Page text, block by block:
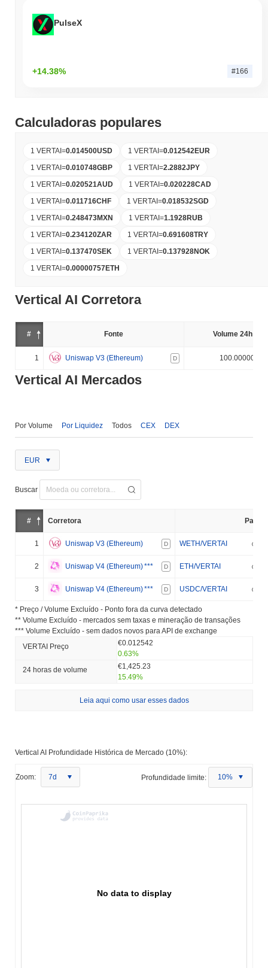
PulseX
+14.38% #166
Calculadoras populares
1 VERTAI =0.014500USD 1 VERTAI =0.012542EUR
1 VERTAI =0.010748GBP 1 VERTAI =2.2882JPY
1 VERTAI =0.020521AUD 1 VERTAI =0.020228CAD
1 VERTAI =0.011716CHF 1 VERTAI =0.018532SGD
1 VERTAI =0.248473MXN 1 VERTAI =1.1928RUB
1 VERTAI =0.234120ZAR 1 VERTAI =0.691608TRY
1 VERTAI =0.137470SEK 1 VERTAI =0.137928NOK
1 VERTAI =0.00000757ETH
Vertical AI Corretora
# Fonte Volume 24h (%)
1 Uniswap V3 (Ethereum) D 100.000000%
Vertical AI Mercados
Por Volume Por Liquidez Todos CEX DEX
EUR
Buscar
# Corretora Par
1 Uniswap V3 (Ethereum) D WETH/VERTAI
2 Uniswap V4 (Ethereum)*** D ETH/VERTAI
3 Uniswap V4 (Ethereum)*** D USDC/VERTAI
* Preço / Volume Excluído - Ponto fora da curva detectado
** Volume Excluído - mercados sem taxas e mineração de transações
*** Volume Excluído - sem dados novos para API de exchange
VERTAI Preço
€0.012542
0.63%
24 horas de volume
€1,425.23
15.49%
Leia aqui como usar esses dados
Vertical AI Profundidade Histórica de Mercado (10%):
Zoom: 7d Profundidade limite: 10%
No data to display